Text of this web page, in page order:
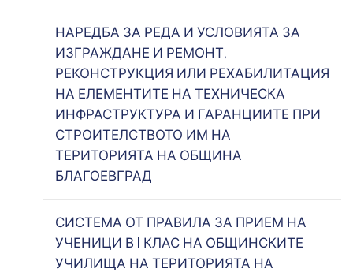
НАРЕДБА ЗА РЕДА И УСЛОВИЯТА ЗА
ИЗГРАЖДАНЕ И РЕМОНТ,
РЕКОНСТРУКЦИЯ ИЛИ РЕХАБИЛИТАЦИЯ
НА ЕЛЕМЕНТИТЕ НА ТЕХНИЧЕСКА
ИНФРАСТРУКТУРА И ГАРАНЦИИТЕ ПРИ
СТРОИТЕЛСТВОТО ИМ НА
ТЕРИТОРИЯТА НА ОБЩИНА
БЛАГОЕВГРАД
СИСТЕМА ОТ ПРАВИЛА ЗА ПРИЕМ НА
УЧЕНИЦИ В I КЛАС НА ОБЩИНСКИТЕ
УЧИЛИЩА НА ТЕРИТОРИЯТА НА